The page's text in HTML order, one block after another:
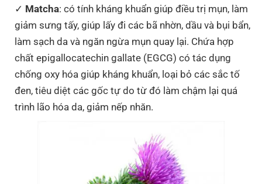
Matcha: có tính kháng khuẩn giúp điều trị mụn, làm
giảm sưng tấy, giúp lấy đi các bã nhờn, dầu và bụi bẩn,
làm sạch da và ngăn ngừa mụn quay lại. Chứa hợp
chất epigallocatechin gallate (EGCG) có tác dụng
chống oxy hóa giúp kháng khuẩn, loại bỏ các sắc tố
đen, tiêu diệt các gốc tự do từ đó làm chậm lại quá
trình lão hóa da, giảm nếp nhăn.